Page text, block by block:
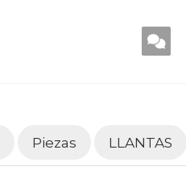
Piezas LLANTAS